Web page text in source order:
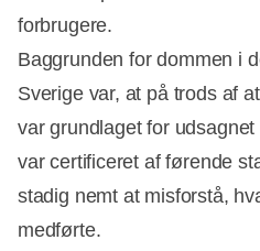
forbrugere.
Baggrunden for dommen i
Sverige var, at på trods af
var grundlaget for udsagnet
var certificeret af førende
stadig nemt at misforstå,
medførte.